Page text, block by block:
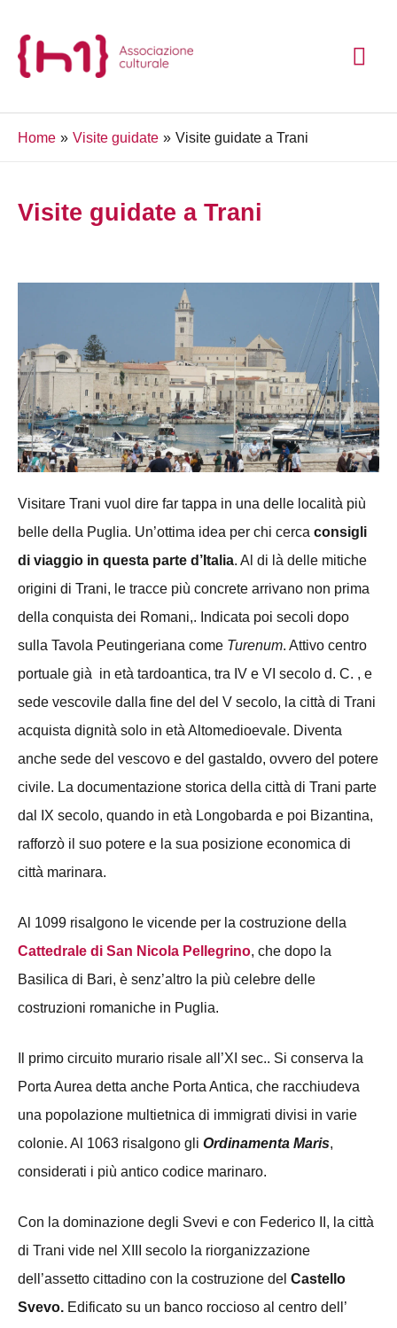
contenuto
Home Visite guidate Visite guidate a Trani
Visite guidate a Trani
Visitare Trani vuol dire far tappa in una delle località più
belle della Puglia. Un’ottima idea per chi cerca consigli
di viaggio in questa parte d’Italia. Al di là delle mitiche
origini di Trani, le tracce più concrete arrivano non prima
della conquista dei Romani,. Indicata poi secoli dopo
sulla Tavola Peutingeriana come Turenum. Attivo centro
portuale già in età tardoantica, tra IV e VI secolo d. C. , e
sede vescovile dalla fine del del V secolo, la città di Trani
acquista dignità solo in età Altomedioevale. Diventa
anche sede del vescovo e del gastaldo, ovvero del potere
civile. La documentazione storica della città di Trani parte
dal IX secolo, quando in età Longobarda e poi Bizantina,
rafforzò il suo potere e la sua posizione economica di
città marinara.
Al 1099 risalgono le vicende per la costruzione della
Cattedrale di San Nicola Pellegrino, che dopo la
Basilica di Bari, è senz’altro la più celebre delle
costruzioni romaniche in Puglia.
Il primo circuito murario risale all’XI sec.. Si conserva la
Porta Aurea detta anche Porta Antica, che racchiudeva
una popolazione multietnica di immigrati divisi in varie
colonie. Al 1063 risalgono gli Ordinamenta Maris,
considerati i più antico codice marinaro.
Con la dominazione degli Svevi e con Federico II, la città
di Trani vide nel XIII secolo la riorganizzazione
dell’assetto cittadino con la costruzione del Castello
Svevo. Edificato su un banco roccioso al centro dell’